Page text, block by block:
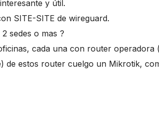
y útil.
SITE-SITE de wireguard.
sedes o mas ?
cada una con router operadora
de estos router cuelgo un Mikrotik,